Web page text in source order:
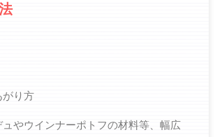
がり方
やウインナーポトフの材料等、幅広